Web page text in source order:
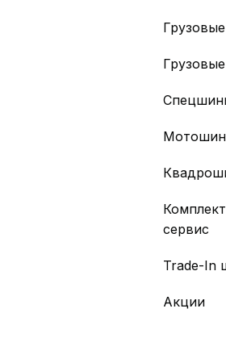
сервис
Trade-In
Акции